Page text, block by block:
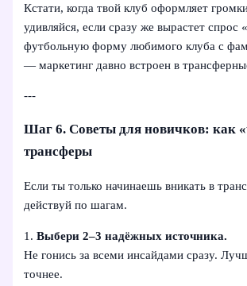
Кстати, когда твой клуб оформляет
удивляйся, если сразу же вырастет спрос
футбольную форму любимого клуба с
— маркетинг давно встроен в
---
Шаг 6. Советы для новичков: как
трансферы
Если ты только начинаешь вникать в
действуй по шагам.
1.Выбери 2–3 надёжных источника.
Не гонись за всеми инсайдами сразу.
точнее.